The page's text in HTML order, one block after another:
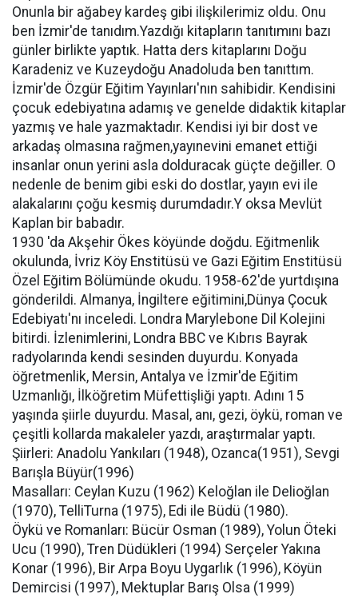
Onunla bir ağabey kardeş gibi ilişkilerimiz oldu. Onu
ben İzmir'de tanıdım.Yazdığı kitapların tanıtımını bazı
günler birlikte yaptık. Hatta ders kitaplarını Doğu
Karadeniz ve Kuzeydoğu Anadoluda ben tanıttım.
İzmir'de Özgür Eğitim Yayınları'nın sahibidir. Kendisini
çocuk edebiyatına adamış ve genelde didaktik kitaplar
yazmış ve hale yazmaktadır. Kendisi iyi bir dost ve
arkadaş olmasına rağmen,yayınevini emanet ettiği
insanlar onun yerini asla dolduracak güçte değiller. O
nedenle de benim gibi eski do dostlar, yayın evi ile
alakalarını çoğu kesmiş durumdadır.Y oksa Mevlüt
Kaplan bir babadır.
1930 'da Akşehir Ökes köyünde doğdu. Eğitmenlik
okulunda, İvriz Köy Enstitüsü ve Gazi Eğitim Enstitüsü
Özel Eğitim Bölümünde okudu. 1958-62'de yurtdışına
gönderildi. Almanya, İngiltere eğitimini,Dünya Çocuk
Edebiyatı'nı inceledi. Londra Marylebone Dil Kolejini
bitirdi. İzlenimlerini, Londra BBC ve Kıbrıs Bayrak
radyolarında kendi sesinden duyurdu. Konyada
öğretmenlik, Mersin, Antalya ve İzmir'de Eğitim
Uzmanlığı, İlköğretim Müfettişliği yaptı. Adını 15
yaşında şiirle duyurdu. Masal, anı, gezi, öykü, roman ve
çeşitli kollarda makaleler yazdı, araştırmalar yaptı.
Şiirleri: Anadolu Yankıları (1948), Ozanca(1951), Sevgi
Barışla Büyür(1996)
Masalları: Ceylan Kuzu (1962) Keloğlan ile Delioğlan
(1970), TelliTurna (1975), Edi ile Büdü (1980).
Öykü ve Romanları: Bücür Osman (1989), Yolun Öteki
Ucu (1990), Tren Düdükleri (1994) Serçeler Yakına
Konar (1996), Bir Arpa Boyu Uygarlık (1996), Köyün
Demircisi (1997), Mektuplar Barış Olsa (1999)